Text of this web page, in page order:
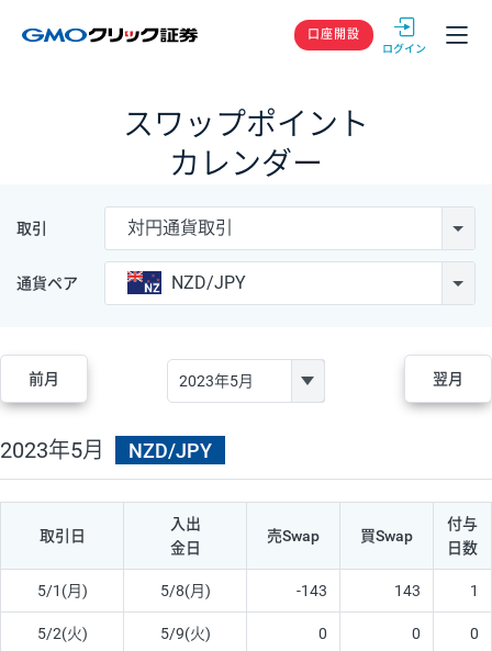
GMOクリック
口座開設
スワップポイント
カレンダー
取引 対円通貨取引
通貨ペア NZD/JPY
前月 翌月
2023年5月 NZD/JPY
取引日
入出
金日
売Swap 買Swap
付与
日数
5/1(月) 5/8(月) -143 143 1
5/2(火) 5/9(火) 0 0 0